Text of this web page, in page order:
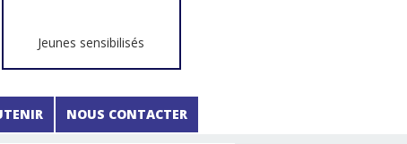
Jeunes sensibilisés
NOUS CONTACTER